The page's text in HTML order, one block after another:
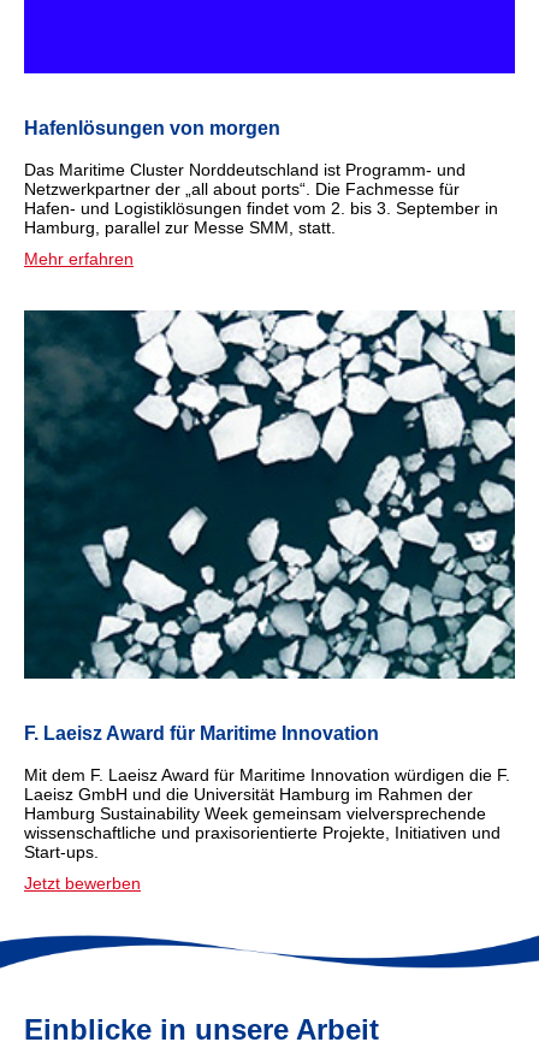
Hafenlösungen von morgen
Das Maritime Cluster Norddeutschland ist Programm- und
Netzwerkpartner der „all about ports“. Die Fachmesse für
Hafen- und Logistiklösungen findet vom 2. bis 3. September in
Hamburg, parallel zur Messe SMM, statt.
Mehr erfahren
F. Laeisz Award für Maritime Innovation
Mit dem F. Laeisz Award für Maritime Innovation würdigen die F.
Laeisz GmbH und die Universität Hamburg im Rahmen der
Hamburg Sustainability Week gemeinsam vielversprechende
wissenschaftliche und praxisorientierte Projekte, Initiativen und
Start-ups.
Jetzt bewerben
Einblicke in unsere Arbeit